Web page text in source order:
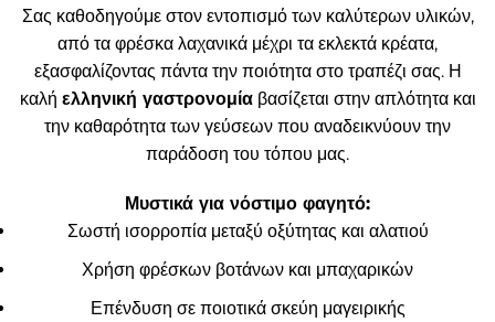
Σας καθοδηγούμε στον εντοπισμό των καλύτερων υλικών,
από τα φρέσκα λαχανικά μέχρι τα εκλεκτά κρέατα,
εξασφαλίζοντας πάντα την ποιότητα στο τραπέζι σας. Η
καλή ελληνική γαστρονομίαβασίζεται στην απλότητα και
την καθαρότητα των γεύσεων που αναδεικνύουν την
παράδοση του τόπου μας.
Μυστικά για νόστιμο φαγητό:
Σωστή ισορροπία μεταξύ οξύτητας και αλατιού
Χρήση φρέσκων βοτάνων και μπαχαρικών
Επένδυση σε ποιοτικά σκεύη μαγειρικής